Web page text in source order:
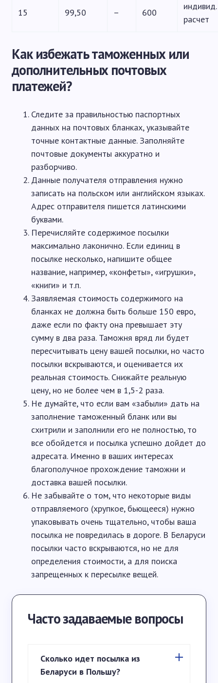
15 99,50 – 600
индивид.
расчет
Как избежать таможенных или
дополнительных почтовых
платежей?
Следите за правильностью паспортных
данных на почтовых бланках, указывайте
точные контактные данные. Заполняйте
почтовые документы аккуратно и
разборчиво.
Данные получателя отправления нужно
записать на польском или английском языках.
Адрес отправителя пишется латинскими
буквами.
Перечисляйте содержимое посылки
максимально лаконично. Если единиц в
посылке несколько, напишите общее
название, например, «конфеты», «игрушки»,
«книги» и т.п.
Заявляемая стоимость содержимого на
бланках не должна быть больше 150 евро,
даже если по факту она превышает эту
сумму в два раза. Таможня вряд ли будет
пересчитывать цену вашей посылки, но часто
посылки вскрываются, и оценивается их
реальная стоимость. Снижайте реальную
цену, но не более чем в 1,5-2 раза.
Не думайте, что если вам «забыли» дать на
заполнение таможенный бланк или вы
схитрили и заполнили его не полностью, то
все обойдется и посылка успешно дойдет до
адресата. Именно в ваших интересах
благополучное прохождение таможни и
доставка вашей посылки.
Не забывайте о том, что некоторые виды
отправляемого (хрупкое, бьющееся) нужно
упаковывать очень тщательно, чтобы ваша
посылка не повредилась в дороге. В Беларуси
посылки часто вскрываются, но не для
определения стоимости, а для поиска
запрещенных к пересылке вещей.
Часто задаваемые вопросы
Сколько идет посылка из
Беларуси в Польшу?